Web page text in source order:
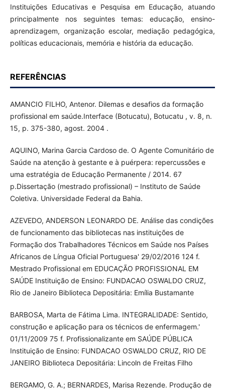
Instituições Educativas e Pesquisa em Educação, atuando
principalmente nos seguintes temas: educação, ensino-
aprendizagem, organização escolar, mediação pedagógica,
políticas educacionais, memória e história da educação.
REFERÊNCIAS
AMANCIO FILHO, Antenor. Dilemas e desafios da formação
profissional em saúde.Interface (Botucatu), Botucatu , v. 8, n.
15, p. 375-380, agost. 2004 .
AQUINO, Marina Garcia Cardoso de. O Agente Comunitário de
Saúde na atenção à gestante e à puérpera: repercussões e
uma estratégia de Educação Permanente / 2014. 67
p.Dissertação (mestrado profissional) – Instituto de Saúde
Coletiva. Universidade Federal da Bahia.
AZEVEDO, ANDERSON LEONARDO DE. Análise das condições
de funcionamento das bibliotecas nas instituições de
Formação dos Trabalhadores Técnicos em Saúde nos Países
Africanos de Língua Oficial Portuguesa' 29/02/2016 124 f.
Mestrado Profissional em EDUCAÇÃO PROFISSIONAL EM
SAÚDE Instituição de Ensino: FUNDACAO OSWALDO CRUZ,
Rio de Janeiro Biblioteca Depositária: Emília Bustamante
BARBOSA, Marta de Fátima Lima. INTEGRALIDADE: Sentido,
construção e aplicação para os técnicos de enfermagem.'
01/11/2009 75 f. Profissionalizante em SAÚDE PÚBLICA
Instituição de Ensino: FUNDACAO OSWALDO CRUZ, RIO DE
JANEIRO Biblioteca Depositária: Lincoln de Freitas Filho
BERGAMO, G. A.; BERNARDES, Marisa Rezende. Produção de